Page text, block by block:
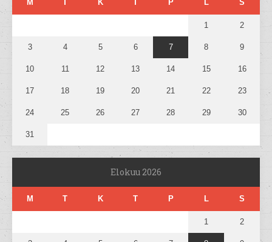
M K P L S
1 2
3 4 5 6 7 8 9
10 11 12 13 14 15 16
17 18 19 20 21 22 23
24 25 26 27 28 29 30
31
Elokuu 2026
M T K T P L S
1 2